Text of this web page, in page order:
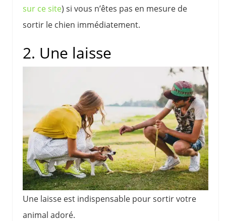
sur ce site) si vous n’êtes pas en mesure de
sortir le chien immédiatement.
2. Une laisse
Une laisse est indispensable pour sortir votre
animal adoré.